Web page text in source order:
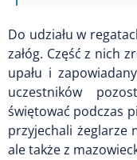
Do udziału w
załóg. Część z nich
upału i
uczestników
świętować podczas
przyjechali żeglarze
ale także z